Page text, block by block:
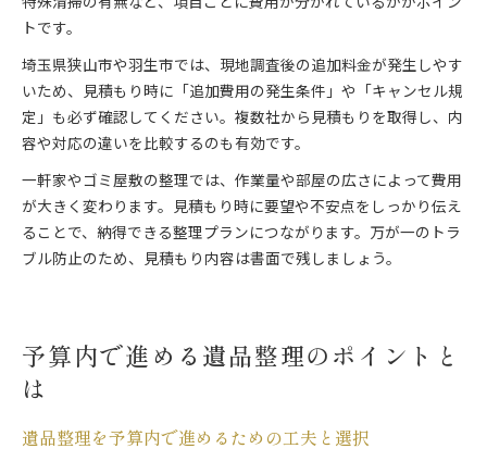
トです。
埼玉県狭山市や羽生市では、現地調査後の追加料金が発生しやす
いため、見積もり時に「追加費用の発生条件」や「キャンセル規
定」も必ず確認してください。複数社から見積もりを取得し、内
容や対応の違いを比較するのも有効です。
一軒家やゴミ屋敷の整理では、作業量や部屋の広さによって費用
が大きく変わります。見積もり時に要望や不安点をしっかり伝え
ることで、納得できる整理プランにつながります。万が一のトラ
ブル防止のため、見積もり内容は書面で残しましょう。
予算内で進める遺品整理のポイントと
は
遺品整理を予算内で進めるための工夫と選択